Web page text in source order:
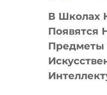
ДЛЯ
В Школах
Появятся
Предметы